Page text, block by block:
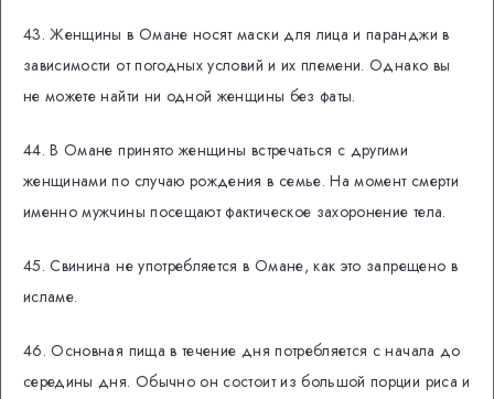
43. Женщины в Омане носят маски для лица и паранджи в
зависимости от погодных условий и их племени. Однако вы
не можете найти ни одной женщины без фаты.
44. В Омане принято женщины встречаться с другими
женщинами по случаю рождения в семье. На момент смерти
именно мужчины посещают фактическое захоронение тела.
45. Свинина не употребляется в Омане, как это запрещено в
исламе.
46. ​​Основная пища в течение дня потребляется с начала до
середины дня. Обычно он состоит из большой порции риса и